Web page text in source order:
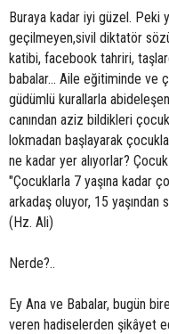
Buraya kadar iyi güzel. Peki
geçilmeyen,sivil diktatör
katibi, facebook tahriri,
babalar… Aile eğitiminde ve
güdümlü kurallarla
canından aziz bildikleri
lokmadan başlayarak
ne kadar yer alıyorlar?
"Çocuklarla 7 yaşına kadar
arkadaş oluyor, 15
(Hz. Ali)
Nerde?..
Ey Ana ve Babalar, bugün
veren hadiselerden şikâyet